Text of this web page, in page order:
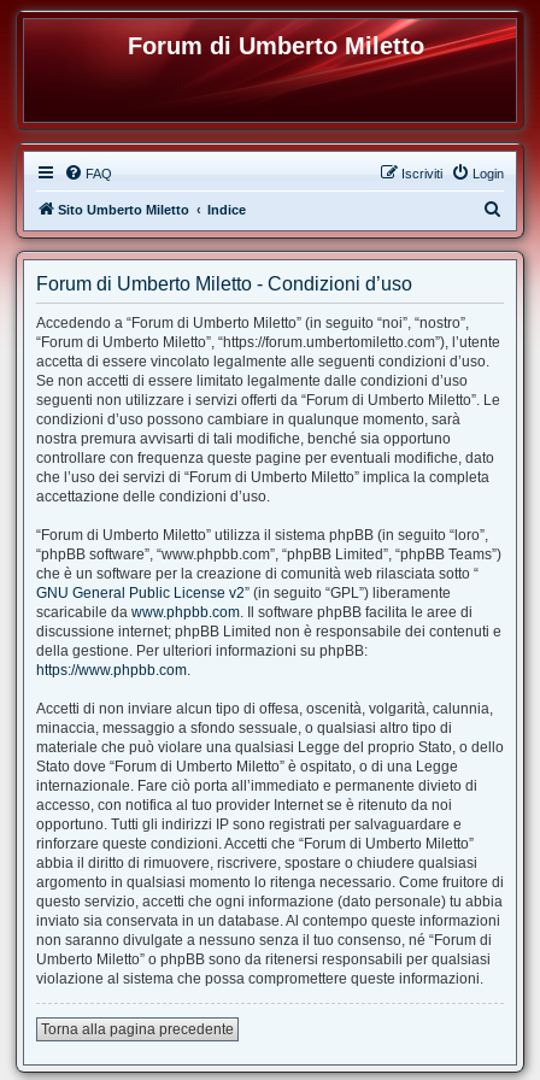
Forum di Umberto Miletto
FAQ Login
Iscriviti
Sito Umberto Miletto Indice
e
Forum di Umberto Miletto - Condizioni d’uso
Accedendo a “Forum di Umberto Miletto” (in seguito “noi”, “nostro”,
“Forum di Umberto Miletto”, “https://forum.umbertomiletto.com”), l’utente
accetta di essere vincolato legalmente alle seguenti condizioni d’uso.
Se non accetti di essere limitato legalmente dalle condizioni d’uso
seguenti non utilizzare i servizi offerti da “Forum di Umberto Miletto”. Le
condizioni d’uso possono cambiare in qualunque momento, sarà
nostra premura avvisarti di tali modifiche, benché sia opportuno
controllare con frequenza queste pagine per eventuali modifiche, dato
che l’uso dei servizi di “Forum di Umberto Miletto” implica la completa
accettazione delle condizioni d’uso.
“Forum di Umberto Miletto” utilizza il sistema phpBB (in seguito “loro”,
“phpBB software”, “www.phpbb.com”, “phpBB Limited”, “phpBB Teams”)
che è un software per la creazione di comunità web rilasciata sotto “
GNU General Public License v2” (in seguito “GPL”) liberamente
scaricabile da www.phpbb.com. Il software phpBB facilita le aree di
discussione internet; phpBB Limited non è responsabile dei contenuti e
della gestione. Per ulteriori informazioni su phpBB:
https://www.phpbb.com.
Accetti di non inviare alcun tipo di offesa, oscenità, volgarità, calunnia,
minaccia, messaggio a sfondo sessuale, o qualsiasi altro tipo di
materiale che può violare una qualsiasi Legge del proprio Stato, o dello
Stato dove “Forum di Umberto Miletto” è ospitato, o di una Legge
internazionale. Fare ciò porta all’immediato e permanente divieto di
accesso, con notifica al tuo provider Internet se è ritenuto da noi
opportuno. Tutti gli indirizzi IP sono registrati per salvaguardare e
rinforzare queste condizioni. Accetti che “Forum di Umberto Miletto”
abbia il diritto di rimuovere, riscrivere, spostare o chiudere qualsiasi
argomento in qualsiasi momento lo ritenga necessario. Come fruitore di
questo servizio, accetti che ogni informazione (dato personale) tu abbia
inviato sia conservata in un database. Al contempo queste informazioni
non saranno divulgate a nessuno senza il tuo consenso, né “Forum di
Umberto Miletto” o phpBB sono da ritenersi responsabili per qualsiasi
violazione al sistema che possa compromettere queste informazioni.
Torna alla pagina precedente